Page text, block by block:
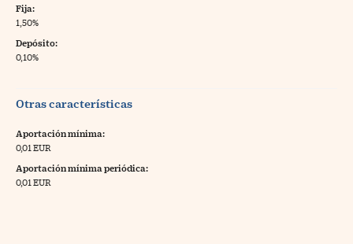
Fija:
1,50%
Depósito:
0,10%
Otras características
Aportación mínima:
0,01 EUR
Aportación mínima periódica:
0,01 EUR